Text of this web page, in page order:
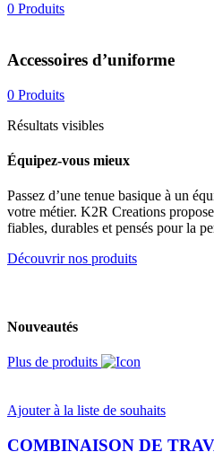
0 Produits
Accessoires d’uniforme
0 Produits
Résultats visibles
Équipez-vous mieux
Passez d’une tenue basique à un
votre métier. K2R Creations
fiables, durables et pensés pour la
Découvrir nos produits
Nouveautés
Plus de produits
Ajouter à la liste de souhaits
COMBINAISON DE